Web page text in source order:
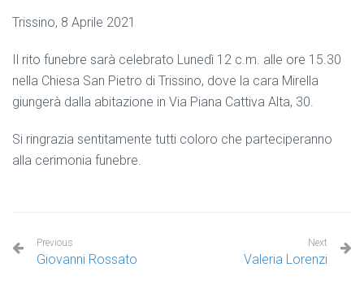
Trissino, 8 Aprile 2021
Il rito funebre sarà celebrato Lunedì 12 c.m. alle ore 15.30
nella Chiesa San Pietro di Trissino, dove la cara Mirella
giungerà dalla abitazione in Via Piana Cattiva Alta, 30.
Si ringrazia sentitamente tutti coloro che parteciperanno
alla cerimonia funebre.
Previous
Giovanni Rossato
Next
Valeria Lorenzi